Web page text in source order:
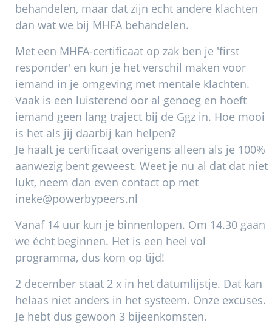
behandelen, maar dat zijn echt andere klachten
dan wat we bij MHFA behandelen.
Met een MHFA-certificaat op zak ben je 'first
responder' en kun je het verschil maken voor
iemand in je omgeving met mentale klachten.
Vaak is een luisterend oor al genoeg en hoeft
iemand geen lang traject bij de Ggz in. Hoe mooi
is het als jij daarbij kan helpen?
Je haalt je certificaat overigens alleen als je 100%
aanwezig bent geweest. Weet je nu al dat dat niet
lukt, neem dan even contact op met
ineke@powerbypeers.nl
Vanaf 14 uur kun je binnenlopen. Om 14.30 gaan
we écht beginnen. Het is een heel vol
programma, dus kom op tijd!
2 december staat 2 x in het datumlijstje. Dat kan
helaas niet anders in het systeem. Onze excuses.
Je hebt dus gewoon 3 bijeenkomsten.